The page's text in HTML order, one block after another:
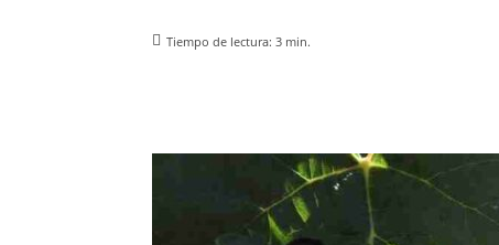
Tiempo de lectura: 3 min.